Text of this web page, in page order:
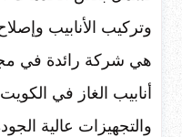
وتركيب الأنابيب
هي شركة رائدة في
أنابيب الغاز في
والتجهيزات عالية